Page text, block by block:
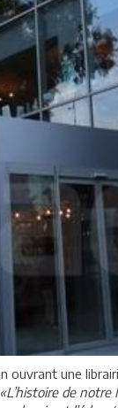
une
«L’histoire de